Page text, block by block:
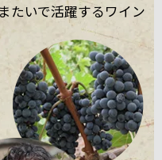
たいで活躍するワイン